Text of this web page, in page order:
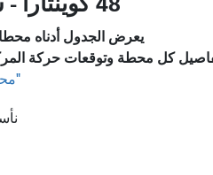
يعرض الجدول أدناه
كل محطة وتوقعات حركة